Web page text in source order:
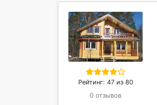
Рейтинг: 47 из 80
0 отзывов